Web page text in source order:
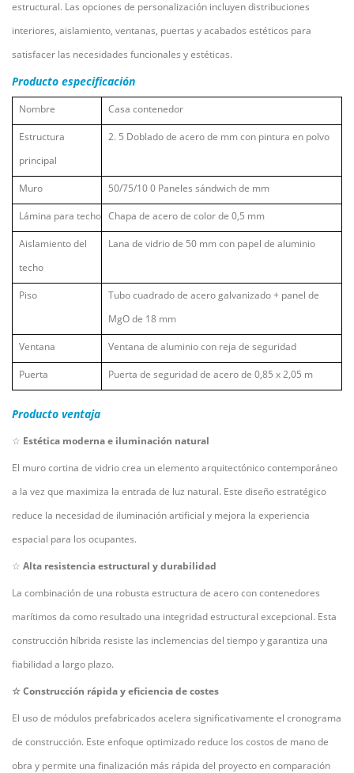
estructural. Las opciones de personalización incluyen distribuciones
interiores, aislamiento, ventanas, puertas y acabados estéticos para
satisfacer las necesidades funcionales y estéticas.
Producto especificación
Nombre Casa contenedor
Estructura
principal
2. 5 Doblado de acero de mm con pintura en polvo
Muro 50/75/100 Paneles sándwich de mm
Lámina para techo Chapa de acero de color de 0,5 mm
Aislamiento del
techo
Lana de vidrio de 50 mm con papel de aluminio
Piso
Tubo cuadrado de acero galvanizado + panel de
MgO de 18 mm
Ventana Ventana de aluminio con reja de seguridad
Puerta Puerta de seguridad de acero de 0,85 x 2,05 m
Producto ventaja
☆ Estética moderna e iluminación natural
El muro cortina de vidrio crea un elemento arquitectónico contemporáneo
a la vez que maximiza la entrada de luz natural. Este diseño estratégico
reduce la necesidad de iluminación artificial y mejora la experiencia
espacial para los ocupantes.
☆ Alta resistencia estructural y durabilidad
La combinación de una robusta estructura de acero con contenedores
marítimos da como resultado una integridad estructural excepcional. Esta
construcción híbrida resiste las inclemencias del tiempo y garantiza una
fiabilidad a largo plazo.
☆Construcción rápida y eficiencia de costes
El uso de módulos prefabricados acelera significativamente el cronograma
de construcción. Este enfoque optimizado reduce los costos de mano de
obra y permite una finalización más rápida del proyecto en comparación